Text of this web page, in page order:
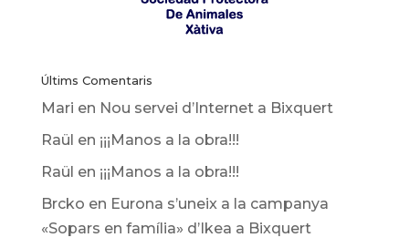
Últims Comentaris
Mari en Nou servei d’Internet a Bixquert
Raül en ¡¡¡Manos a la obra!!!
Raül en ¡¡¡Manos a la obra!!!
Brcko en Eurona s’uneix a la campanya
«Sopars en família» d’Ikea ​​a Bixquert